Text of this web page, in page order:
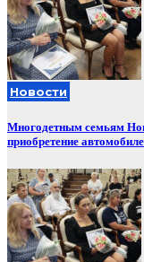
Новости
Многодетным семьям
приобретение